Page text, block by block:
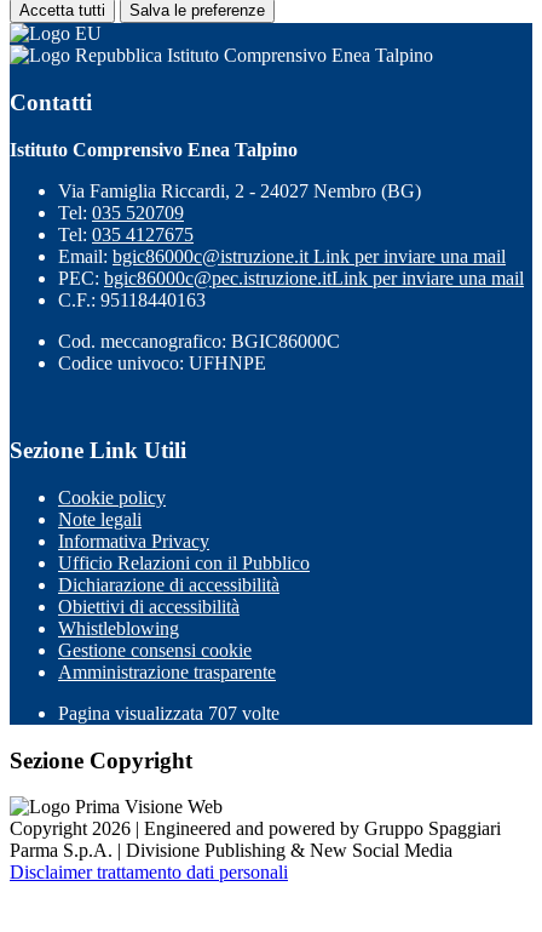
Accetta tutti Salva le preferenze
Istituto Comprensivo Enea Talpino
Contatti
Istituto Comprensivo Enea Talpino
Via Famiglia Riccardi, 2 - 24027 Nembro (BG)
Tel: 035 520709
Tel: 035 4127675
Email: bgic86000c@istruzione.it Link per inviare una mail
PEC: bgic86000c@pec.istruzione.itLink per inviare una mail
C.F.: 95118440163
Cod. meccanografico: BGIC86000C
Codice univoco: UFHNPE
Sezione Link Utili
Cookie policy
Note legali
Informativa Privacy
Ufficio Relazioni con il Pubblico
Dichiarazione di accessibilità
Obiettivi di accessibilità
Whistleblowing
Gestione consensi cookie
Amministrazione trasparente
Pagina visualizzata 707 volte
Sezione Copyright
Copyright 2026 | Engineered and powered by Gruppo Spaggiari
Parma S.p.A. | Divisione Publishing & New Social Media
Disclaimer trattamento dati personali